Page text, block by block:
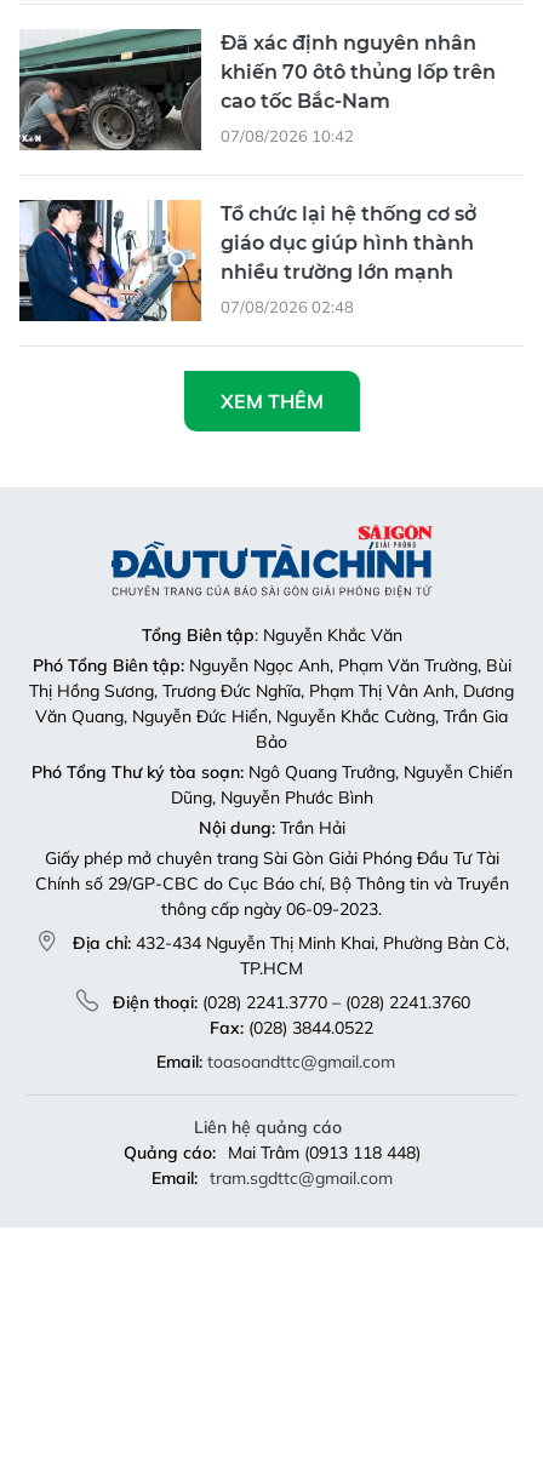
Đã xác định nguyên nhân
khiến 70 ôtô thủng lốp trên
cao tốc Bắc-Nam
07/08/2026 10:42
Tổ chức lại hệ thống cơ sở
giáo dục giúp hình thành
nhiều trường lớn mạnh
07/08/2026 02:48
XEM THÊM
Tổng Biên tập: Nguyễn Khắc Văn
Phó Tổng Biên tập:Nguyễn Ngọc Anh, Phạm Văn Trường, Bùi
Thị Hồng Sương, Trương Đức Nghĩa, Phạm Thị Vân Anh, Dương
Văn Quang, Nguyễn Đức Hiển, Nguyễn Khắc Cường, Trần Gia
Bảo
Phó Tổng Thư ký tòa soạn:Ngô Quang Trưởng, Nguyễn Chiến
Dũng, Nguyễn Phước Bình
Nội dung:Trần Hải
Giấy phép mở chuyên trang Sài Gòn Giải Phóng Đầu Tư Tài
Chính số 29/GP-CBC do Cục Báo chí, Bộ Thông tin và Truyền
thông cấp ngày 06-09-2023.
Địa chỉ: 432-434 Nguyễn Thị Minh Khai, Phường Bàn Cờ,
TP.HCM
Điện thoại:(028) 2241.3770 – (028) 2241.3760
Fax:(028) 3844.0522
Email: toasoandttc@gmail.com
Liên hệ quảng cáo
Quảng cáo:
Mai Trâm (0913 118 448)
Email: tram.sgdttc@gmail.com